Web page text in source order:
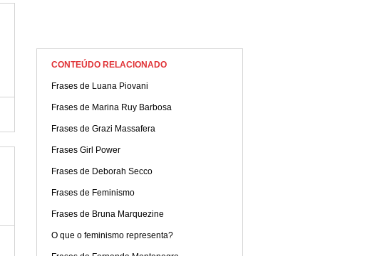
CONTEÚDO RELACIONADO
Frases de Luana Piovani
Frases de Marina Ruy Barbosa
Frases de Grazi Massafera
Frases Girl Power
Frases de Deborah Secco
Frases de Feminismo
Frases de Bruna Marquezine
O que o feminismo representa?